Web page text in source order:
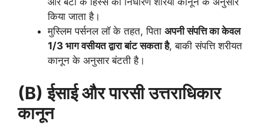
किया जाता है।
मुस्लिम पर्सनल लॉ के तहत, पिता अपनी संपत्ति का केवल
1/3 भाग वसीयत द्वारा बांट सकता है, बाकी संपत्ति शरीयत
कानून के अनुसार बंटती है।
(B) ईसाई और पारसी उत्तराधिकार
कानून